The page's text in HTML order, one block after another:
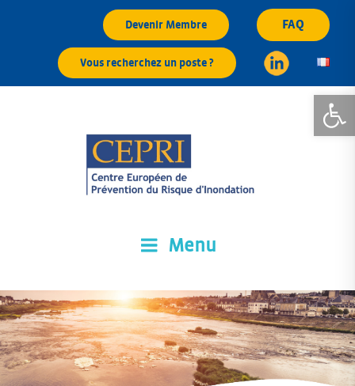
Ouvrir
Devenir Membre FAQ
Vous recherchez un poste ?
Menu